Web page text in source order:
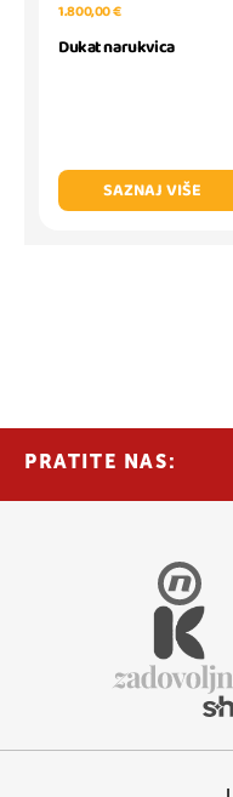
1.800,00 €
Dukat narukvica
SAZNAJ VIŠE
PRATITE NAS: